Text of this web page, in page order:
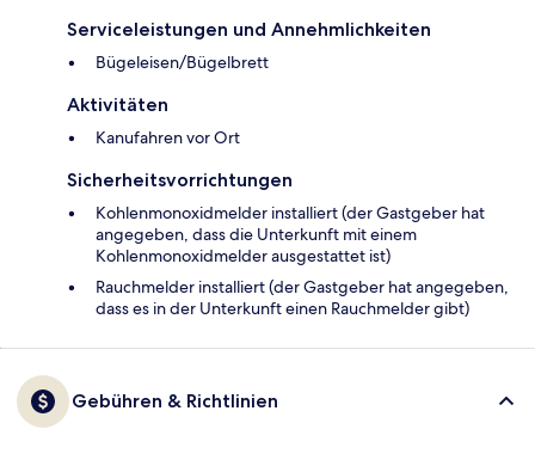
Serviceleistungen und Annehmlichkeiten
Bügeleisen/Bügelbrett
Aktivitäten
Kanufahren vor Ort
Sicherheitsvorrichtungen
Kohlenmonoxidmelder installiert (der Gastgeber hat
angegeben, dass die Unterkunft mit einem
Kohlenmonoxidmelder ausgestattet ist)
Rauchmelder installiert (der Gastgeber hat angegeben,
dass es in der Unterkunft einen Rauchmelder gibt)
Gebühren & Richtlinien